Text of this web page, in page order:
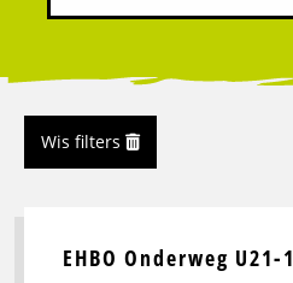
Wis filters
EHBO Onderweg U21-1